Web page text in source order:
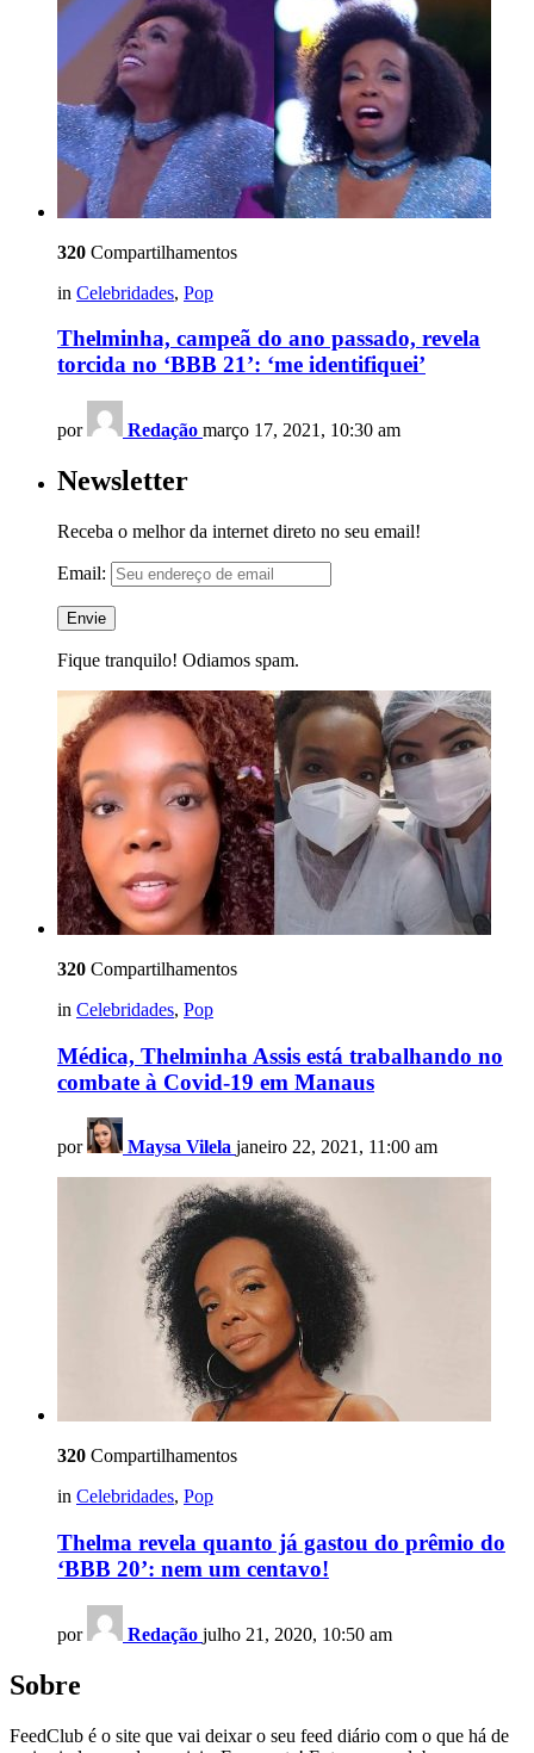
320 Compartilhamentos
in Celebridades, Pop
Thelminha, campeã do ano passado, revela
torcida no ‘BBB 21’: ‘me identifiquei’
por Redação março 17, 2021, 10:30 am
Newsletter
Receba o melhor da internet direto no seu email!
Email:
Fique tranquilo! Odiamos spam.
320 Compartilhamentos
in Celebridades, Pop
Médica, Thelminha Assis está trabalhando no
combate à Covid-19 em Manaus
por Maysa Vilela janeiro 22, 2021, 11:00 am
320 Compartilhamentos
in Celebridades, Pop
Thelma revela quanto já gastou do prêmio do
‘BBB 20’: nem um centavo!
por Redação julho 21, 2020, 10:50 am
Sobre
FeedClub é o site que vai deixar o seu feed diário com o que há de